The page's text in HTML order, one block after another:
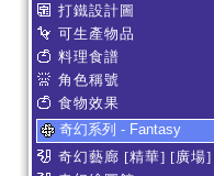
打鐵設計圖
可生產物品
料理食譜
角色稱號
食物效果
奇幻系列 - Fantasy
奇幻藝廊 [精華] [廣場]